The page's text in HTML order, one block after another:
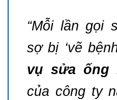
“Mỗi lần gọi
sợ bị ‘vẽ
vụ sửa ống
của công ty